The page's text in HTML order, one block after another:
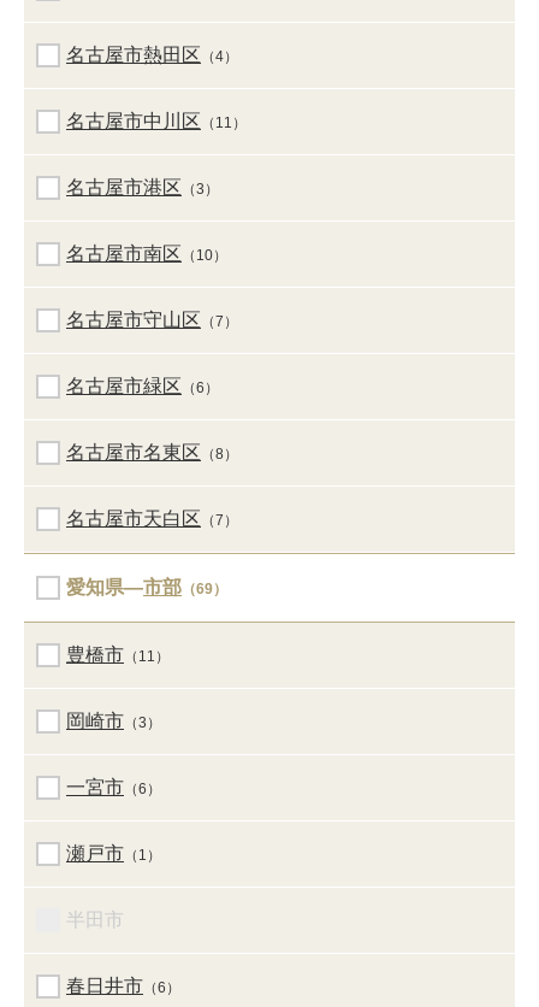
名古屋市熱田区 （4）
名古屋市中川区 （11）
名古屋市港区 （3）
名古屋市南区 （10）
名古屋市守山区 （7）
名古屋市緑区 （6）
名古屋市名東区 （8）
名古屋市天白区 （7）
愛知県―市部 （69）
豊橋市 （11）
岡崎市 （3）
一宮市 （6）
瀬戸市 （1）
半田市
春日井市 （6）